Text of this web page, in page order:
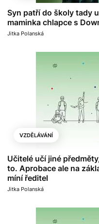
Syn patří do školy tady
maminka chlapce s
Jitka Polanská
VZDĚLÁVÁNÍ
Učitelé učí jiné
to. Aprobace ale na
míní ředitel
Jitka Polanská